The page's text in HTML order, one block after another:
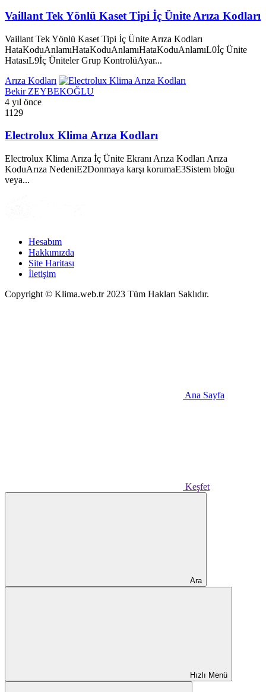
Vaillant Tek Yönlü Kaset Tipi İç Ünite Arıza Kodları
Vaillant Tek Yönlü Kaset Tipi İç Ünite Arıza Kodları
HataKoduAnlamıHataKoduAnlamıHataKoduAnlamıL0İç Ünite
HatasıL9İç Üniteler Grup KontrolüAyar...
Arıza Kodları
Bekir ZEYBEKOĞLU
4 yıl önce
1129
Electrolux Klima Arıza Kodları
Electrolux Klima Arıza İç Ünite Ekranı Arıza Kodları Arıza
KoduArıza NedeniE2Donmaya karşı korumaE3Sistem bloğu
veya...
Hesabım
Hakkımızda
Site Haritası
İletişim
Copyright © Klima.web.tr 2023 Tüm Hakları Saklıdır.
Ana Sayfa
Keşfet
Ara
Hızlı Menü